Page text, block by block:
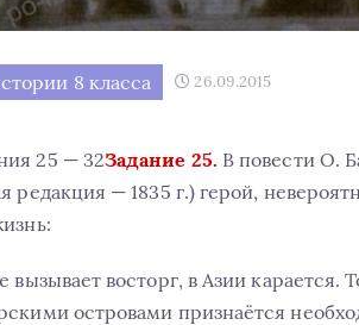
8 класса 26.09.2015
25 — 32Задание 25. В повести О.
редакция — 1835 г.) герой,
вызывает восторг, в Азии карается.
островами признаётся